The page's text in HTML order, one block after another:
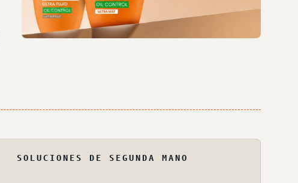
SOLUCIONES DE SEGUNDA MANO